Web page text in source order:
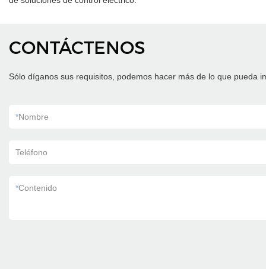
CONTÁCTENOS
Sólo díganos sus requisitos, podemos hacer más de lo que pueda
*Nombre
Teléfono
*Contenido